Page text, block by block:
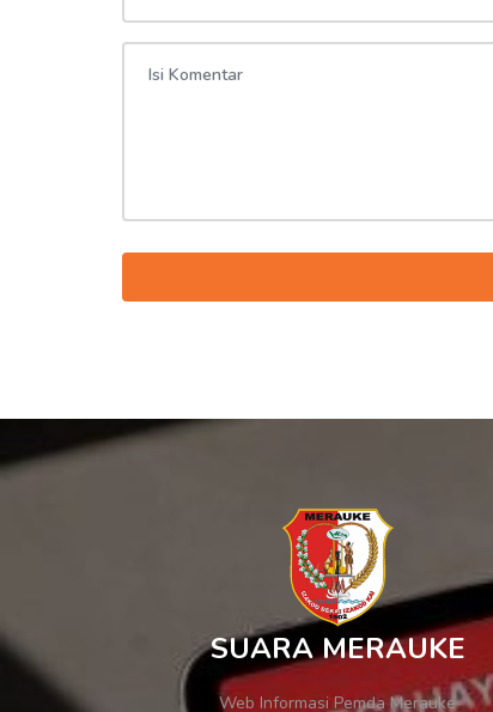
SUARA MERAUKE
Web Informasi Pemda Merauke